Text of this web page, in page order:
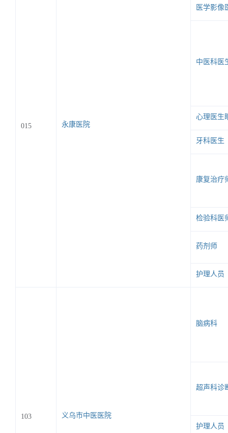
015 永康医院
医学影像
中医科医
心理医生
牙科医生
康复治疗
检验科医
药剂师
护理人员
103 义乌市中医医院
脑病科
超声科诊
护理人员